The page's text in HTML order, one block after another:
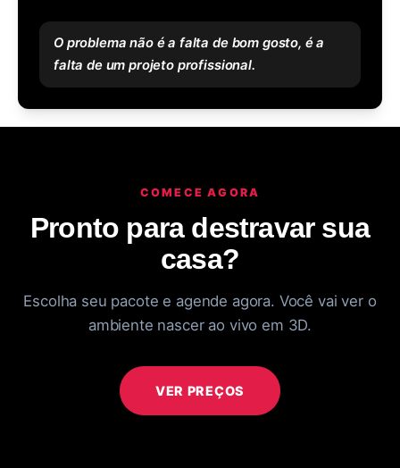
O problema não é a falta de bom gosto, é a
falta de um projeto profissional.
COMECE AGORA
Pronto para destravar sua
casa?
Escolha seu pacote e agende agora. Você vai ver o
ambiente nascer ao vivo em 3D.
VER PREÇOS